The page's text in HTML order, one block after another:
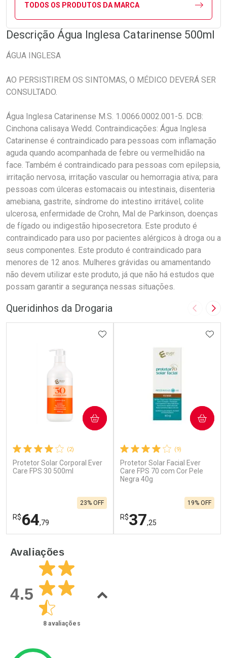
TODOS OS PRODUTOS DA MARCA
Descrição Água Inglesa Catarinense 500ml
ÁGUA INGLESA
AO PERSISTIREM OS SINTOMAS, O MÉDICO DEVERÁ SER
CONSULTADO.
Água Inglesa Catarinense M.S. 1.0066.0002.001-5. DCB:
Cinchona calisaya Wedd. Contraindicações: Água Inglesa
Catarinense é contraindicado para pessoas com inflamação
aguda quando acompanhada de febre ou vermelhidão na
face. Também é contraindicado para pessoas com epilepsia,
irritação nervosa, irritação vascular ou hemorragia ativa; para
pessoas com úlceras estomacais ou intestinais, disenteria
amebiana, gastrite, síndrome do intestino irritável, colite
ulcerosa, enfermidade de Crohn, Mal de Parkinson, doenças
de fígado ou indigestão hiposecretora. Este produto é
contraindicado para uso por pacientes alérgicos à droga ou a
seus componentes. Este produto é contraindicado para
menores de 12 anos. Mulheres grávidas ou amamentando
não devem utilizar este produto, já que não há estudos que
possam garantir a segurança nessas situações.
Queridinhos da Drogaria Imagem
(2)
Protetor Solar Corporal Ever
Care FPS 30 500ml
R$64,79
23% OFF
ADICIONAR AOS FAVORITOS
COMPRAR
Laboratório
Por Menos
(9)
Protetor Solar Facial Ever
Care FPS 70 com Cor Pele
Negra 40g
R$37,25
19% OFF
COMPRAR
Avaliações
4.5
8 avaliações